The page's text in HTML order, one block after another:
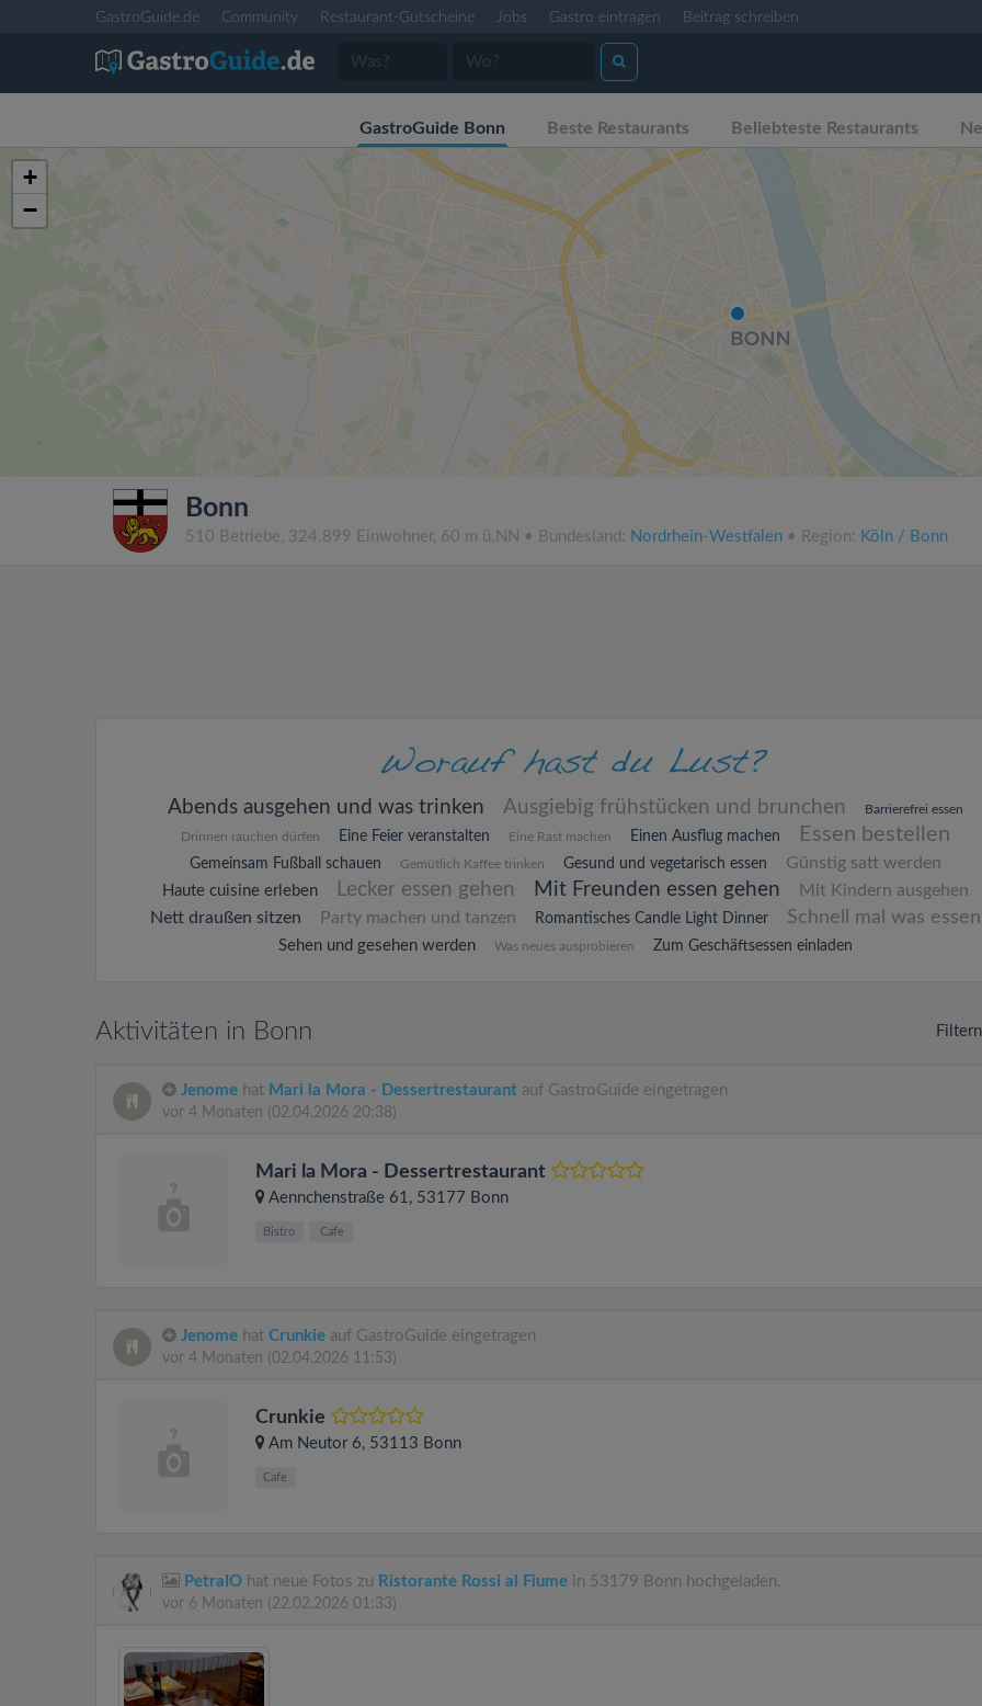
GastroGuide.de Community Restaurant-Gutscheine Jobs Gastro eintragen Beitrag schreiben
GastroGuide Bonn Beste Restaurants Beliebteste Restaurants
+
−
Bonn
510 Betriebe, 324.899 Einwohner, 60 m ü.NN • Bundesland: Nordrhein-Westfalen • Region: Köln / Bonn
Abends ausgehen und was trinken Ausgiebig frühstücken und brunchen Barrierefrei essen
Drinnen rauchen dürfen Eine Feier veranstalten Eine Rast machen Einen Ausflug machen Essen bestellen
Gemeinsam Fußball schauen Gemütlich Kaffee trinken Gesund und vegetarisch essen Günstig satt werden
Haute cuisine erleben Lecker essen gehen Mit Freunden essen gehen
Mit Kindern ausgehen
Nett draußen sitzen
Party machen und tanzen Romantisches Candle Light Dinner Schnell mal was essen
Sehen und gesehen werden Was neues ausprobieren Zum Geschäftsessen einladen
Aktivitäten in Bonn
Jenome hat Mari la Mora - Dessertrestaurant auf GastroGuide eingetragen
vor 4 Monaten (02.04.2026 20:38)
Mari la Mora - Dessertrestaurant
Aennchenstraße 61, 53177 Bonn
Bistro Cafe
Jenome hat Crunkie auf GastroGuide eingetragen
vor 4 Monaten (02.04.2026 11:53)
Crunkie
Am Neutor 6, 53113 Bonn
Cafe
PetraIO hat neue Fotos zu Ristorante Rossi al Fiume in 53179 Bonn hochgeladen.
vor 6 Monaten (22.02.2026 01:33)